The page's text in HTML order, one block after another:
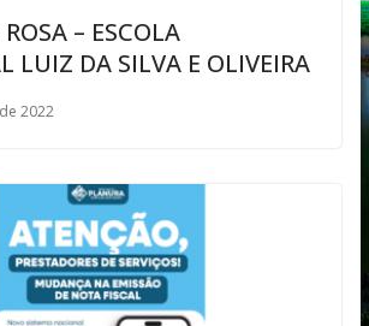
– ESCOLA
LUIZ DA SILVA E OLIVEIRA
2022